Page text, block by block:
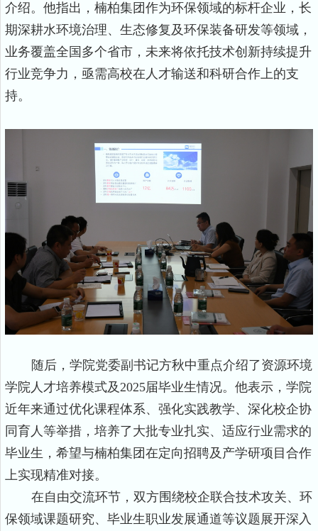
介绍。他指出，楠柏集团作为环保领域的标杆企业，长
期深耕水环境治理、生态修复及环保装备研发等领域，
业务覆盖全国多个省市，未来将依托技术创新持续提升
行业竞争力，亟需高校在人才输送和科研合作上的支
持。
随后，学院党委副书记方秋中重点介绍了资源环境
学院人才培养模式及 2025届毕业生情况。他表示，学院
近年来通过优化课程体系、强化实践教学、深化校企协
同育人等举措，培养了大批专业扎实、适应行业需求的
毕业生，希望与楠柏集团在定向招聘及产学研项目合作
上实现精准对接。
在自由交流环节，双方围绕校企联合技术攻关、 环
保领域课题研究、 毕业生职业发展通道等议题展开深入